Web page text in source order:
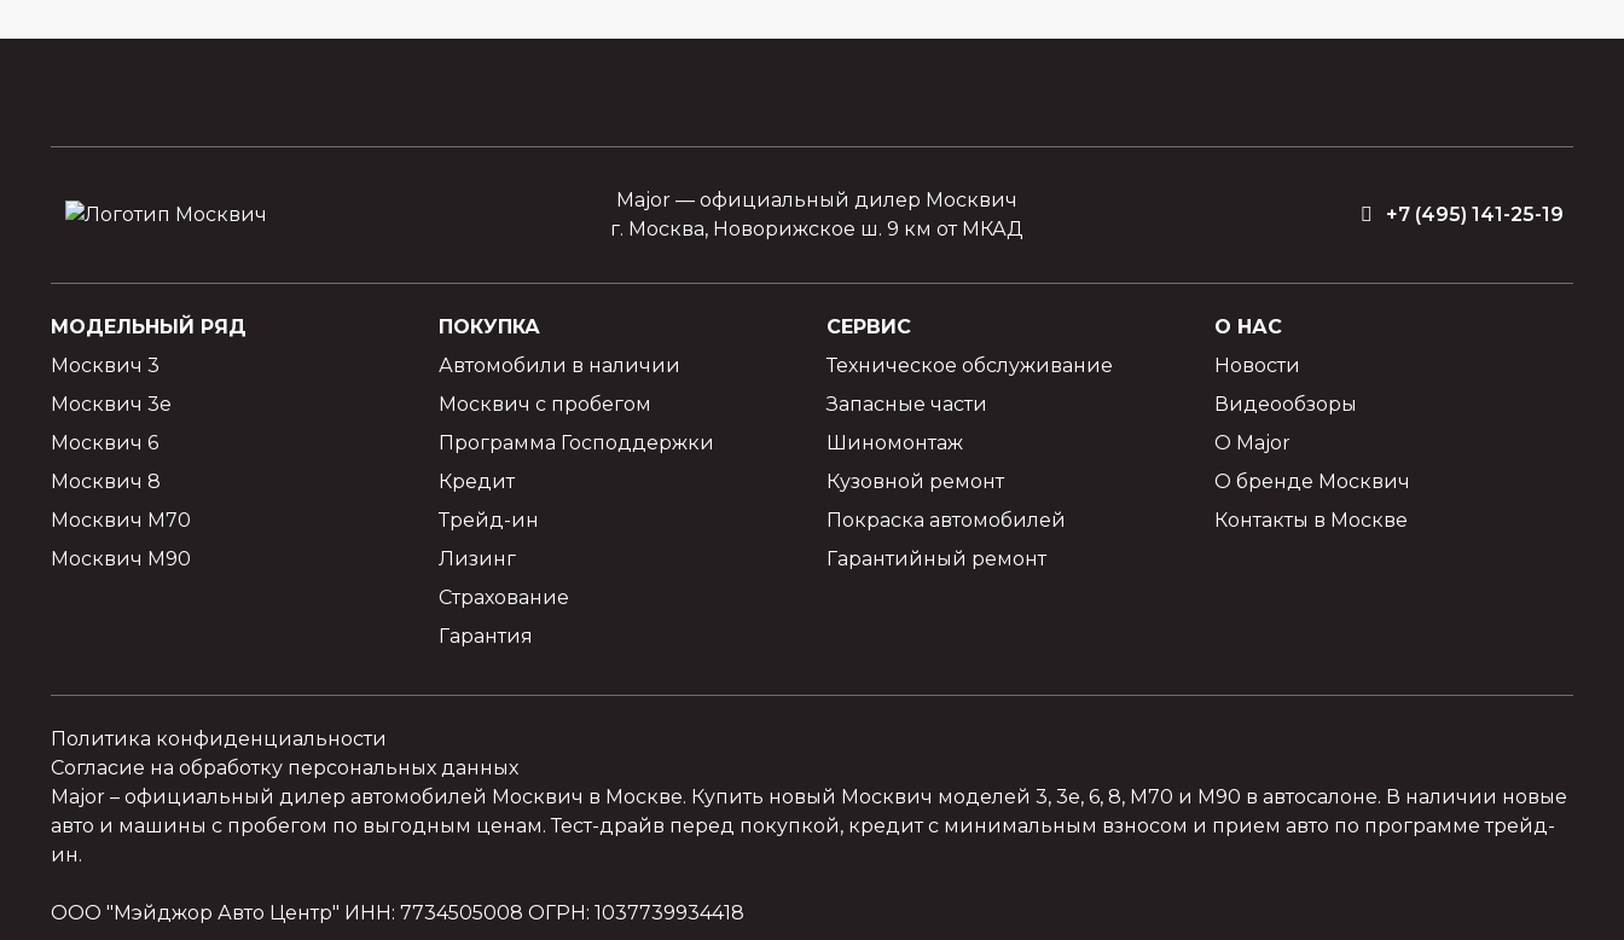
Major — официальный дилер Москвич
г. Москва, Новорижское ш. 9 км от МКАД
+7 (495) 141-25-19
МОДЕЛЬНЫЙ РЯД
Москвич 3
Москвич 3e
Москвич 6
Москвич 8
Москвич М70
Москвич М90
ПОКУПКА
Автомобили в наличии
Москвич с пробегом
Программа Господдержки
Кредит
Трейд-ин
Лизинг
Страхование
Гарантия
СЕРВИС
Техническое обслуживание
Запасные части
Шиномонтаж
Кузовной ремонт
Покраска автомобилей
Гарантийный ремонт
О НАС
Новости
Видеообзоры
О Major
О бренде Москвич
Контакты в Москве
Политика конфиденциальности
Согласие на обработку персональных данных
Major – официальный дилер автомобилей Москвич в Москве. Купить новый Москвич моделей 3, 3e, 6, 8, M70 и M90 в автосалоне. В наличии новые
авто и машины с пробегом по выгодным ценам. Тест-драйв перед покупкой, кредит с минимальным взносом и прием авто по программе трейд-
ин.
ООО "Мэйджор Авто Центр" ИНН: 7734505008 ОГРН: 1037739934418